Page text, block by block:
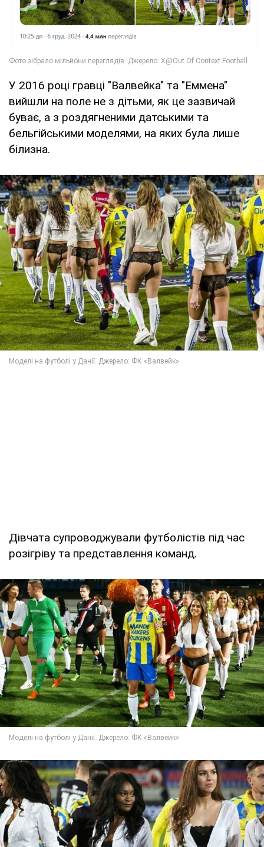
У 2016 році гравці "Валвейка" та "Еммена"
вийшли на поле не з дітьми, як це зазвичай
буває, а з роздягненими датськими та
бельгійськими моделями, на яких була лише
білизна.
Дівчата супроводжували футболістів під час
розігріву та представлення команд.